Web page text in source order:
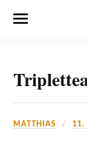
MATTHIAS 11.